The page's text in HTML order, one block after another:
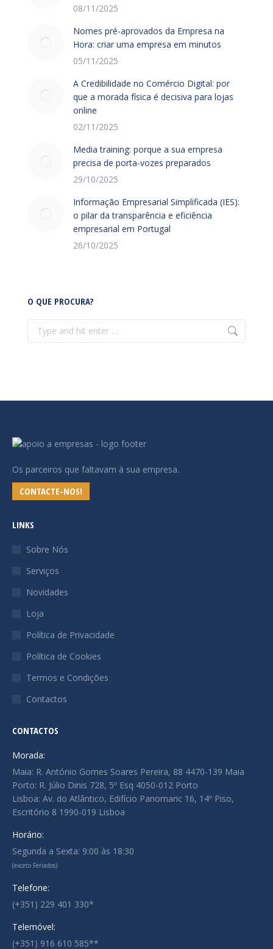
08/11/2025
Nomes pré-aprovados da Empresa na
Hora: criar uma empresa em minutos
05/11/2025
A Credibilidade no Comércio Digital: por
que a morada física é decisiva para lojas
online
02/11/2025
Media training: porque a sua empresa
precisa de porta-vozes preparados
29/10/2025
Informação Empresarial Simplificada (IES):
o pilar da transparência e eficiência
empresarial em Portugal
26/10/2025
O QUE PROCURA?
Search:
Os parceiros que faltavam à sua empresa.
CONTACTE-NOS!
LINKS
Sobre Nós
Serviços
Novidades
Loja
Política de Privacidade
Política de Cookies
Termos e Condições
Contactos
CONTACTOS
Morada:
Maia: R. António Gomes Soares Pereira, 88 4470-139 Maia
Porto: R. Júlio Dinis 728, 5º Esq 4050-012 Porto
Lisboa: Av. do Atlântico, Edifício Panomaric 16, 14º Piso,
Escritório 8 1990-019 Lisboa
Horário:
Segunda a Sexta: 9:00 às 18:30
(exceto Feriados)
Telefone:
(+351) 229 401 330*
Telemóvel:
(+351) 916 610 585**